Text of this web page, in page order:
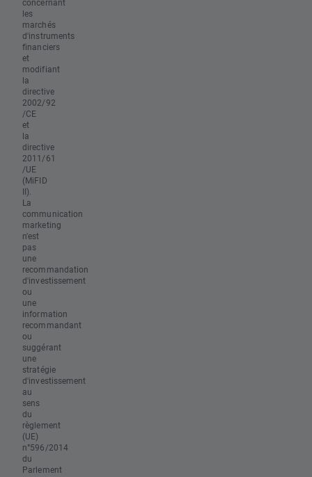
concernant
les
marchés
d'instruments
financiers
et
modifiant
la
directive
2002/92
/CE
et
la
directive
2011/61
/UE
(MiFID
II).
La
communication
marketing
n'est
pas
une
recommandation
d'investissement
ou
une
information
recommandant
ou
suggérant
une
stratégie
d'investissement
au
sens
du
règlement
(UE)
n°596/2014
du
Parlement